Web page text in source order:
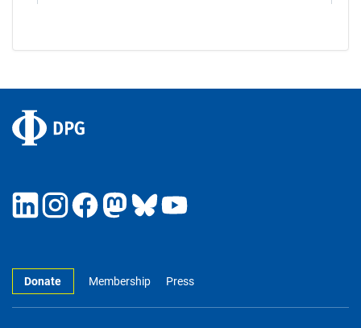
Donate Membership Press